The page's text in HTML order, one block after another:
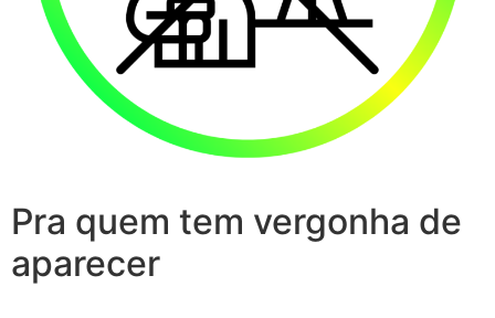
Pra quem tem vergonha de
aparecer